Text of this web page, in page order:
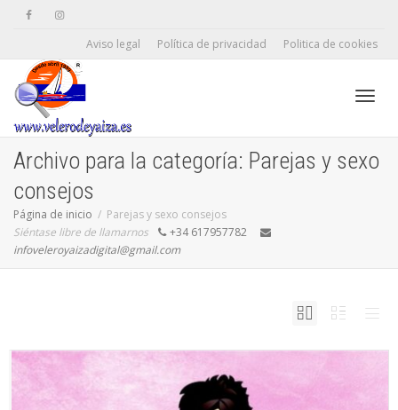
Aviso legal Política de privacidad Politica de cookies
Archivo para la categoría: Parejas y sexo
consejos
Página de inicio
Parejas y sexo consejos
Siéntase libre de llamarnos
+34 617957782
infoveleroyaizadigital@gmail.com